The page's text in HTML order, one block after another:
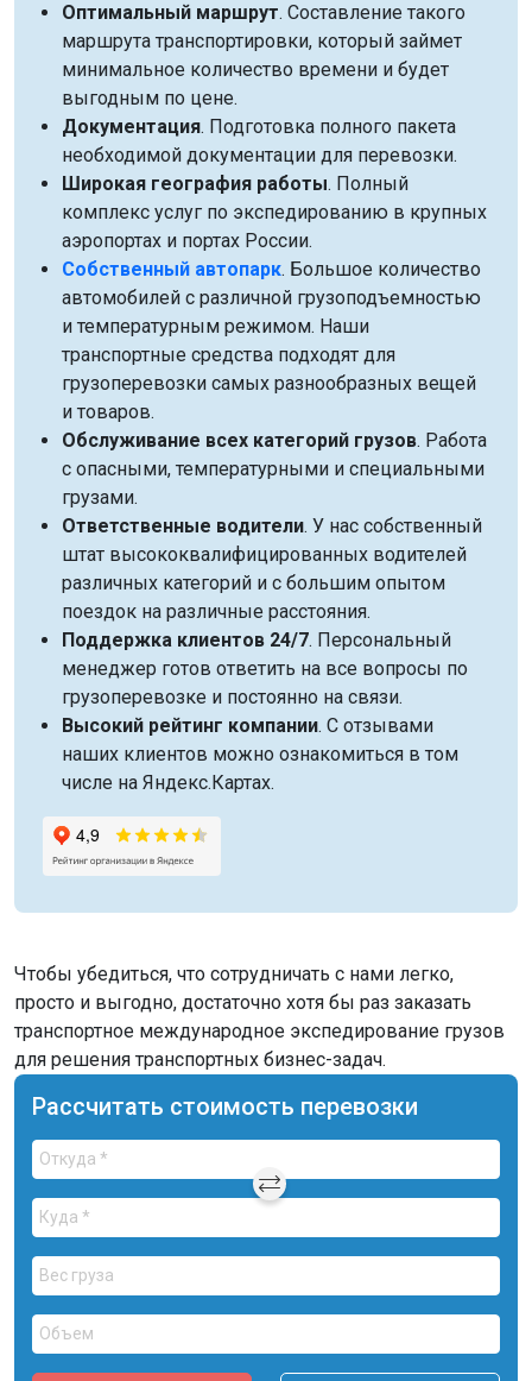
Оптимальный маршрут. Составление такого
маршрута транспортировки, который займет
минимальное количество времени и будет
выгодным по цене.
Документация. Подготовка полного пакета
необходимой документации для перевозки.
Широкая география работы. Полный
комплекс услуг по экспедированию в крупных
аэропортах и портах России.
Собственный автопарк. Большое количество
автомобилей с различной грузоподъемностью
и температурным режимом. Наши
транспортные средства подходят для
грузоперевозки самых разнообразных вещей
и товаров.
Обслуживание всех категорий грузов. Работа
с опасными, температурными и специальными
грузами.
Ответственные водители. У нас собственный
штат высококвалифицированных водителей
различных категорий и с большим опытом
поездок на различные расстояния.
Поддержка клиентов 24/7. Персональный
менеджер готов ответить на все вопросы по
грузоперевозке и постоянно на связи.
Высокий рейтинг компании. С отзывами
наших клиентов можно ознакомиться в том
числе на Яндекс.Картах.
Чтобы убедиться, что сотрудничать с нами легко,
просто и выгодно, достаточно хотя бы раз заказать
транспортное международное экспедирование грузов
для решения транспортных бизнес-задач.
Рассчитать стоимость перевозки